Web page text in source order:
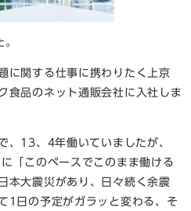
に関する仕事に携わりたく上京
食品のネット通販会社に入社しま
、13、4年働いていましたが、
「このペースでこのまま働ける
本大震災があり、日々続く余震
1日の予定がガラッと変わる、そ